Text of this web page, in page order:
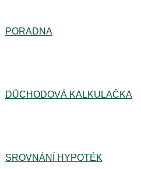
PORADNA
DŮCHODOVÁ KALKULAČKA
SROVNÁNÍ HYPOTÉK